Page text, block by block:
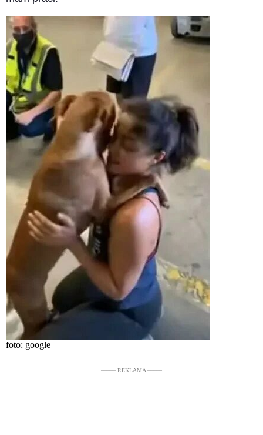
foto: google
––––– REKLAMA –––––